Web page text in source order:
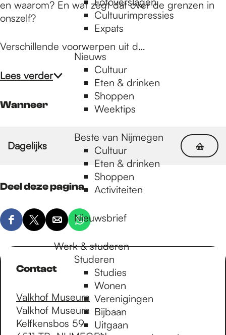
Cultuurimpressies
Expats
Nieuws
Cultuur
Eten & drinken
Shoppen
Weektips
Beste van Nijmegen
Cultuur
Eten & drinken
Shoppen
Activiteiten
Nieuwsbrief
Werk & studeren
Studeren
Studies
Wonen
Verenigingen
Bijbaan
Uitgaan
en waarom? En wat zegt dat over de grenzen in
onszelf?
Verschillende voorwerpen uit d…
Lees verder
Wanneer
Dagelijks
Deel deze pagina
D
e
D
e
l
e
z
e
p
D
e
l
e
z
e
p
D
e
l
d
z
e
p
Contact
Valkhof Museum
Valkhof Museum
Kelfkensbos 59